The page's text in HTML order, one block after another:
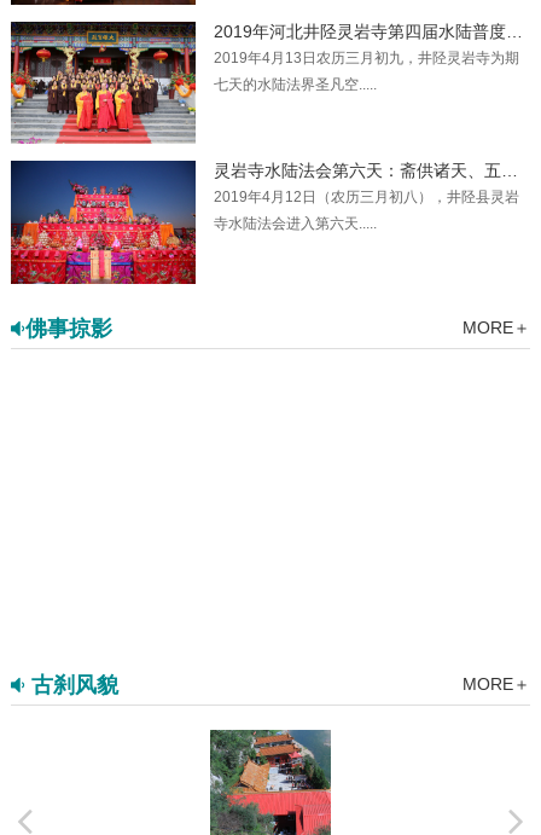
2019年河北井陉灵岩寺第四届水陆普度大斋胜会圆满送圣
2019年4月13日农历三月初九，井陉灵岩寺为期
七天的水陆法界圣凡空.....
灵岩寺水陆法会第六天：斋供诸天、五大士焰口,内坛礼佛忏悔、供下堂
2019年4月12日（农历三月初八），井陉县灵岩
寺水陆法会进入第六天.....
佛事掠影 MORE＋
古刹风貌 MORE＋